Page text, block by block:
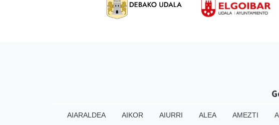
AIARALDEA AIKOR AIURRI ALEA AMEZTI